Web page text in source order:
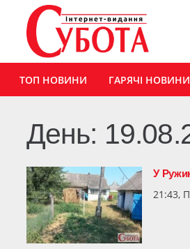
ТОП НОВИНИ ГАРЯЧІ НОВИНИ
День:
У
21:43,